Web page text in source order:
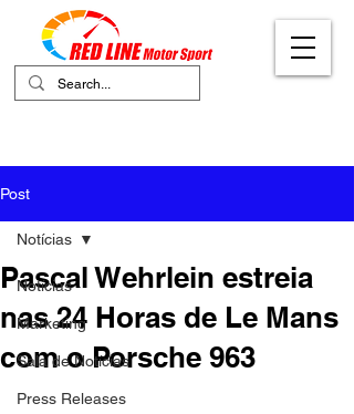
Post
Notícias
Marketing
Sala de Notícias
Press Releases
Notícias
Pascal Wehrlein estreia
nas 24 Horas de Le Mans
com o Porsche 963